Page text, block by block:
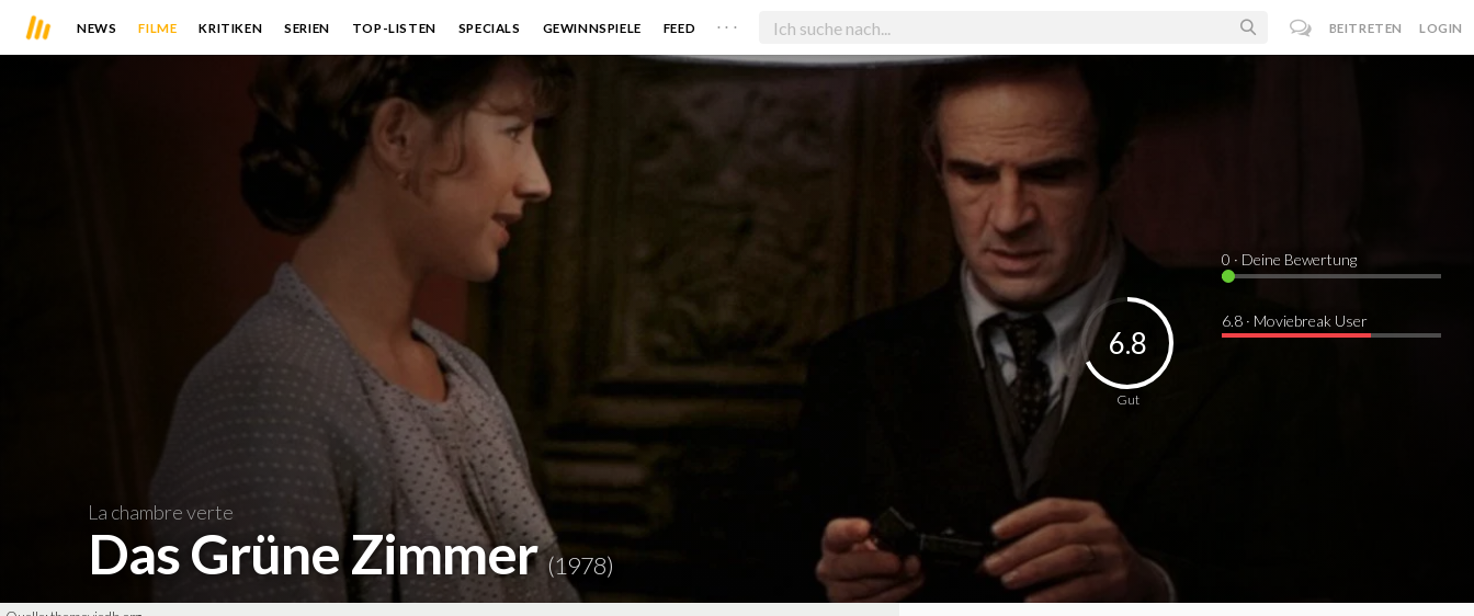
NEWS FILME KRITIKEN SERIEN TOP-LISTEN SPECIALS GEWINNSPIELE FEED . . . BEITRETEN LOGIN
La chambre verte
Das Grüne Zimmer(1978)
Gut
6.8
0 · Deine Bewertung
6.8 · Moviebreak User